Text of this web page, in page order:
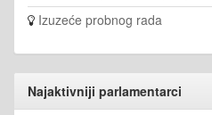
Izuzeće probnog rada
Najaktivniji parlamentarci